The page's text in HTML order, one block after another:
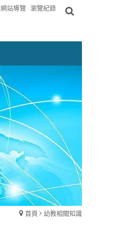
網站導覽 瀏覽紀錄
首頁 幼教相關知識